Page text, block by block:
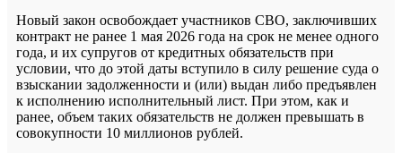
Новый закон освобождает участников СВО, заключивших
контракт не ранее 1 мая 2026 года на срок не менее одного
года, и их супругов от кредитных обязательств при
условии, что до этой даты вступило в силу решение суда о
взыскании задолженности и (или) выдан либо предъявлен
к исполнению исполнительный лист. При этом, как и
ранее, объем таких обязательств не должен превышать в
совокупности 10 миллионов рублей.